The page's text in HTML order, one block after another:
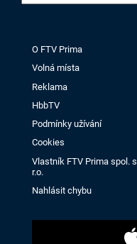
O FTV Prima
Volná místa
Reklama
HbbTV
Podmínky užívání
Cookies
Vlastník FTV Prima spol. s
r.o.
Nahlásit chybu